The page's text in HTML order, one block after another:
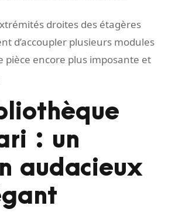
droites des étagères
d’accoupler plusieurs modules
pièce encore plus imposante et
: un
audacieux